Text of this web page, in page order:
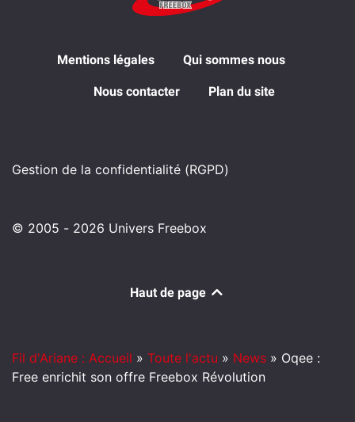
Mentions légales Qui sommes nous
Nous contacter Plan du site
Gestion de la confidentialité (RGPD)
© 2005 - 2026 Univers Freebox
Haut de page
Fil d'Ariane : Accueil » Toute l'actu » News » Oqee :
Free enrichit son offre Freebox Révolution